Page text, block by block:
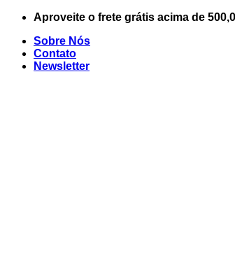
Skip
content
Aproveite o frete grátis acima de
Sobre Nós
Contato
Newsletter